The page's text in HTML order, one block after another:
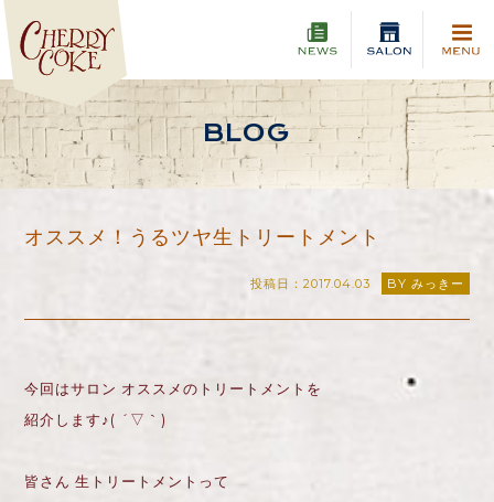
BLOG
オススメ！うるツヤ生トリートメント
投稿日：2017.04.03 BY みっきー
今回はサロン オススメのトリートメントを
紹介します♪( ´▽｀)
皆さん 生トリートメントって